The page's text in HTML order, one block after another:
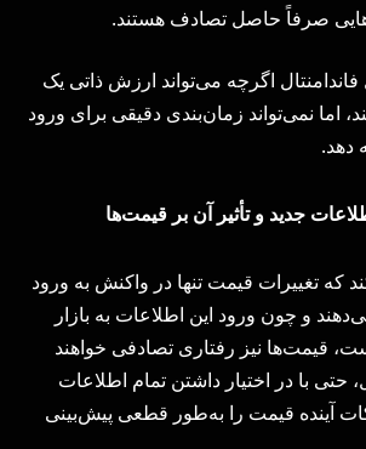
صرفاً حاصل تصادف هستند.
اگرچه می‌تواند ارزش ذاتی یک
اما نمی‌تواند زمان‌بندی دقیقی برای ورود
دهد.
جدید و تأثیر آن بر قیمت‌ها
که تغییرات قیمت تنها در واکنش به ورود
و چون ورود این اطلاعات به بازار
قیمت‌ها نیز رفتاری تصادفی خواهند
حتی با در اختیار داشتن تمام اطلاعات
آینده قیمت را به‌طور قطعی پیش‌بینی